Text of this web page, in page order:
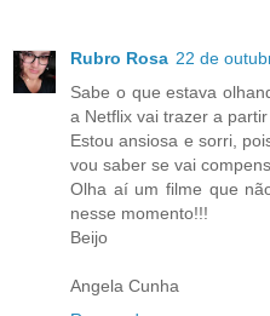
Rubro Rosa 22 de
Sabe o que estava
a Netflix vai trazer a
Estou ansiosa e sorri,
vou saber se vai
Olha aí um filme que
nesse momento!!!
Beijo
Angela Cunha